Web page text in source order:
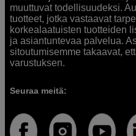
muuttuvat todellisuudeksi.
tuotteet, jotka vastaavat
korkealaatuisten tuotteiden
ja asiantuntevaa palvelua.
sitoutumisemme takaavat,
varustuksen.
Seuraa meitä: